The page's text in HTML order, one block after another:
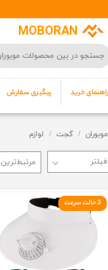
MOBORAN
راهنمای خرید پیگیری سفارش
حساب کاربری من
تغییر گذر واژه
خروج از حساب کاربری
موبوران گجت لوازم
مرتبط‌ترین
3 حالت سرعت